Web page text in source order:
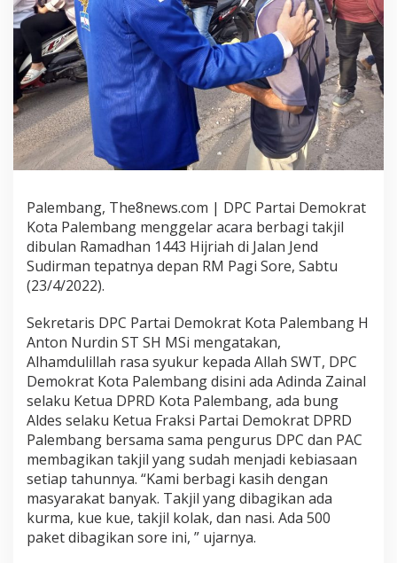
Palembang, The8news.com | DPC Partai Demokrat
Kota Palembang menggelar acara berbagi takjil
dibulan Ramadhan 1443 Hijriah di Jalan Jend
Sudirman tepatnya depan RM Pagi Sore, Sabtu
(23/4/2022).
Sekretaris DPC Partai Demokrat Kota Palembang H
Anton Nurdin ST SH MSi mengatakan,
Alhamdulillah rasa syukur kepada Allah SWT, DPC
Demokrat Kota Palembang disini ada Adinda Zainal
selaku Ketua DPRD Kota Palembang, ada bung
Aldes selaku Ketua Fraksi Partai Demokrat DPRD
Palembang bersama sama pengurus DPC dan PAC
membagikan takjil yang sudah menjadi kebiasaan
setiap tahunnya. “Kami berbagi kasih dengan
masyarakat banyak. Takjil yang dibagikan ada
kurma, kue kue, takjil kolak, dan nasi. Ada 500
paket dibagikan sore ini, ” ujarnya.